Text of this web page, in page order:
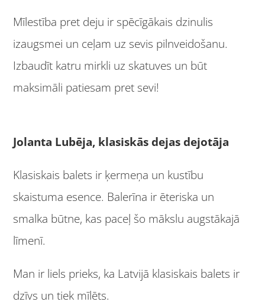
Mīlestība pret deju ir spēcīgākais dzinulis
izaugsmei un ceļam uz sevis pilnveidošanu.
Izbaudīt katru mirkli uz skatuves un būt
maksimāli patiesam pret sevi!
Jolanta Lubēja, klasiskās dejas dejotāja
Klasiskais balets ir ķermeņa un kustību
skaistuma esence. Balerīna ir ēteriska un
smalka būtne, kas paceļ šo mākslu augstākajā
līmenī.
Man ir liels prieks, ka Latvijā klasiskais balets ir
dzīvs un tiek mīlēts.